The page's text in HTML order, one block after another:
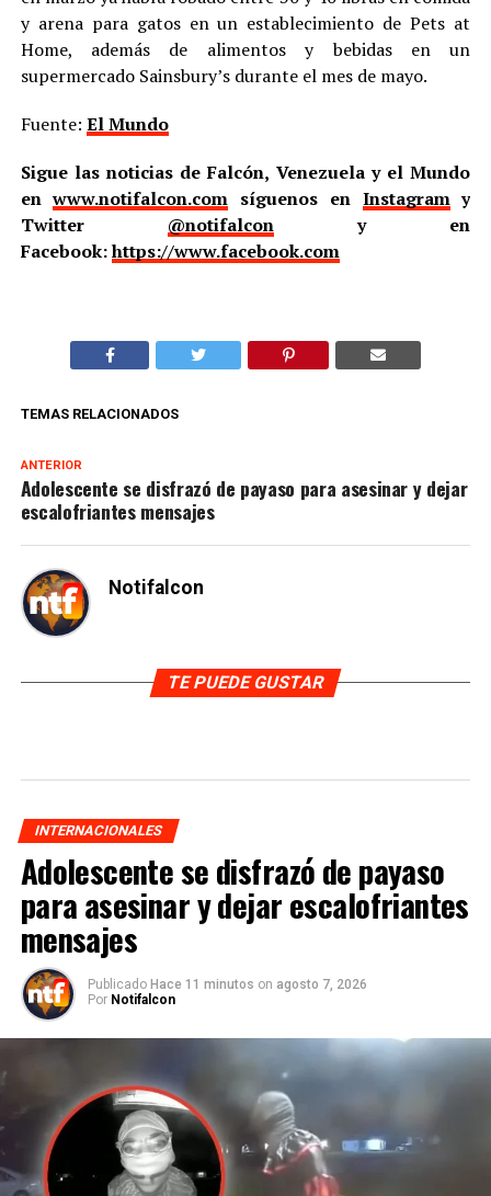
y arena para gatos en un establecimiento de Pets at
Home, además de alimentos y bebidas en un
supermercado Sainsbury’s durante el mes de mayo.
Fuente: El Mundo
Sigue las noticias de Falcón, Venezuela y el Mundo
enwww.notifalcon.com síguenos en Instagramy
Twitter @notifalcony en
Facebook:https://www.facebook.com
TEMAS RELACIONADOS
ANTERIOR
Adolescente se disfrazó de payaso para asesinar y dejar
escalofriantes mensajes
Notifalcon
TE PUEDE GUSTAR
INTERNACIONALES
Adolescente se disfrazó de payaso
para asesinar y dejar escalofriantes
mensajes
Publicado Hace 11 minutos on agosto 7, 2026
Por Notifalcon